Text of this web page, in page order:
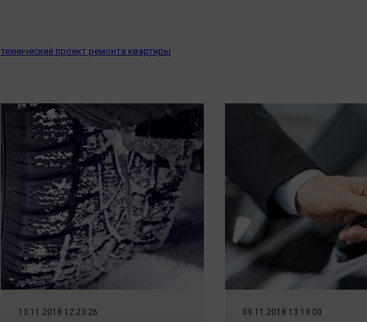
технический проект ремонта квартиры
13.11.2018 12:23:26 09.11.2018 13:19:00